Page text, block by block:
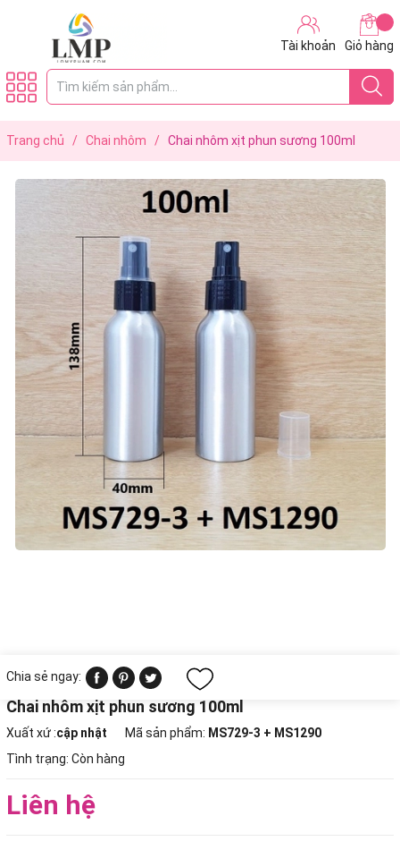
Tài khoản Giỏ hàng
Trang chủ / Chai nhôm / Chai nhôm xịt phun sương 100ml
Chia sẻ ngay:
Chai nhôm xịt phun sương 100ml
Xuất xứ :cập nhật Mã sản phẩm: MS729-3 + MS1290
Tình trạng: Còn hàng
Liên hệ